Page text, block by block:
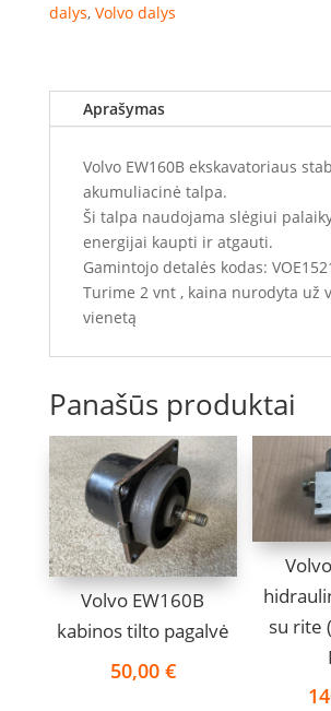
dalys, Volvo dalys
Aprašymas
Volvo EW160B ekskavatoriaus
akumuliacinė talpa.
Ši talpa naudojama slėgiui
energijai kaupti ir atgauti.
Gamintojo detalės kodas:
Turime 2 vnt , kaina nurodyta už
vienetą
Panašūs produktai
Volvo EW160B
kabinos tilto pagalvė
50,00 €
su rite